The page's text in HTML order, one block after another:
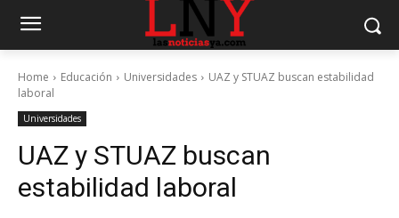
Home Educación Universidades
UAZ y STUAZ buscan estabilidad
laboral
Universidades
UAZ y STUAZ buscan
estabilidad laboral